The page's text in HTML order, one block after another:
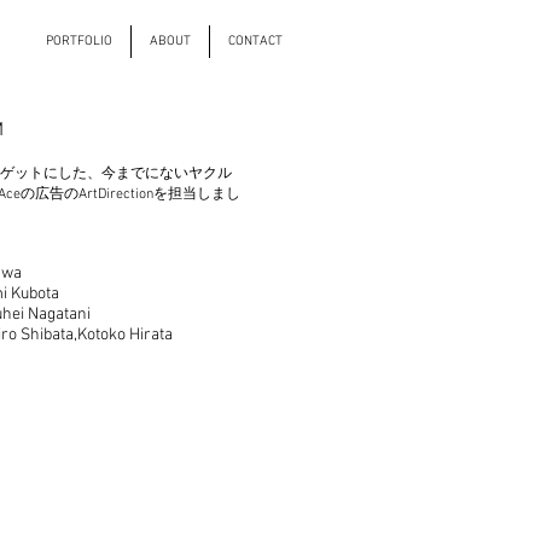
PORTFOLIO ABOUT CONTACT
ットにした、今までにないヤクル
の広告のArtDirectionを担当しまし
Kubota
Nagatani
Shibata,Kotoko Hirata